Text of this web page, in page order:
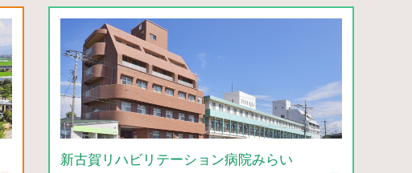
新古賀リハビリテーション病院みらい